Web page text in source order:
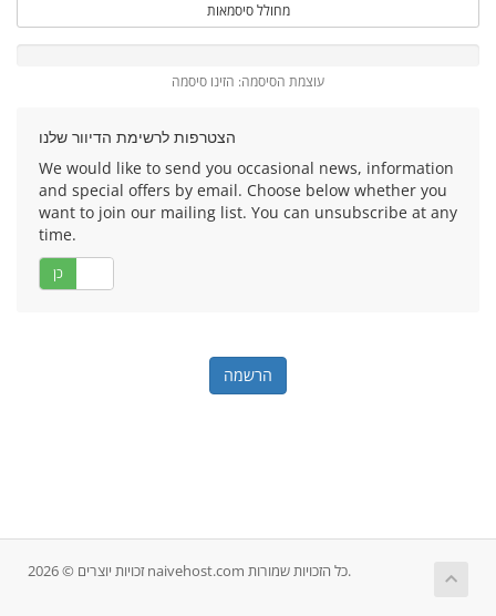
מחולל סיסמאות
עוצמת הסיסמה: הזינו סיסמה
הצטרפות לרשימת הדיוור שלנו
We would like to send you occasional news, information
and special offers by email. Choose below whether you
want to join our mailing list. You can unsubscribe at any
time.
כן
זכויות יוצרים © 2026 naivehost.com כל הזכויות שמורות.